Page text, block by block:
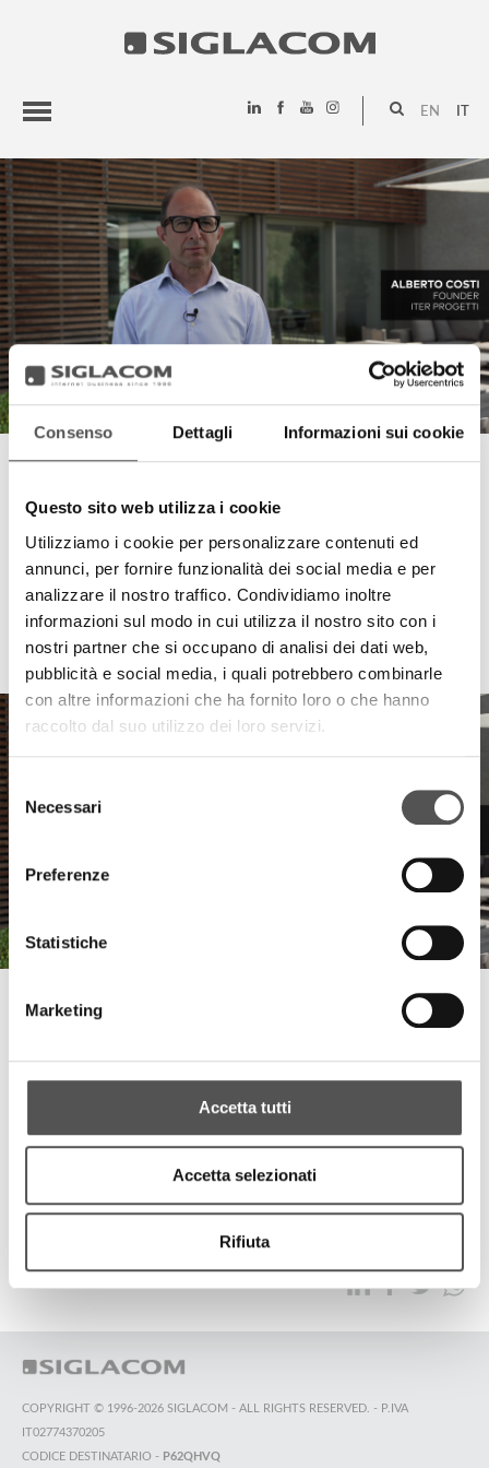
Consenso Dettagli Informazioni sui cookie
Questo sito web utilizza i cookie
Utilizziamo i cookie per personalizzare contenuti ed
annunci, per fornire funzionalità dei social media e per
analizzare il nostro traffico. Condividiamo inoltre
informazioni sul modo in cui utilizza il nostro sito con i
nostri partner che si occupano di analisi dei dati web,
pubblicità e social media, i quali potrebbero combinarle
con altre informazioni che ha fornito loro o che hanno
raccolto dal suo utilizzo dei loro servizi.
Selezione
del
consenso
Necessari
Preferenze
Statistiche
Marketing
Accetta tutti
Accetta selezionati
Rifiuta
EN
HIGHLIGHTS
PROGETTI
SIGLACOM
HIGHLIGHTS
TUTTI GLI HIGHLIGHTS
TOP RICERCHE SITEMAP SOSTENIBILITÀ
COPYRIGHT © 1996-2026 SIGLACOM - ALL RIGHTS RESERVED. - P.IVA
IT02774370205
CODICE DESTINATARIO - P62QHVQ